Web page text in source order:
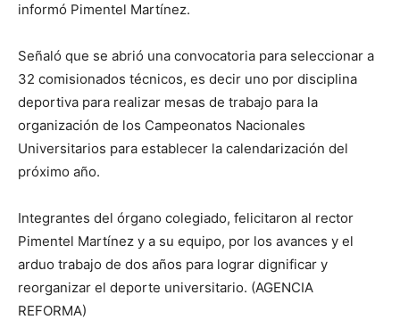
informó Pimentel Martínez.
Señaló que se abrió una convocatoria para seleccionar a
32 comisionados técnicos, es decir uno por disciplina
deportiva para realizar mesas de trabajo para la
organización de los Campeonatos Nacionales
Universitarios para establecer la calendarización del
próximo año.
Integrantes del órgano colegiado, felicitaron al rector
Pimentel Martínez y a su equipo, por los avances y el
arduo trabajo de dos años para lograr dignificar y
reorganizar el deporte universitario. (AGENCIA
REFORMA)